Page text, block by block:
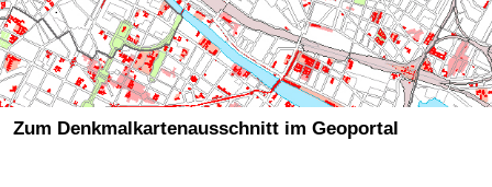
Zum Denkmalkartenausschnitt im Geoportal